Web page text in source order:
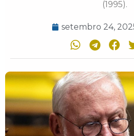
(1995).
setembro 24,